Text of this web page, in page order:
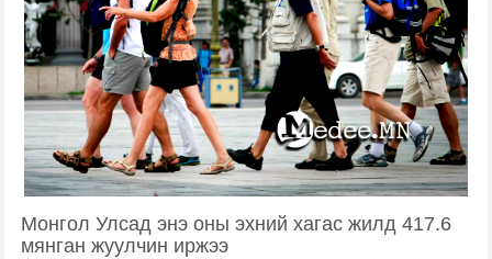
Монгол Улсад энэ оны эхний хагас жилд 417.6
мянган жуулчин иржээ